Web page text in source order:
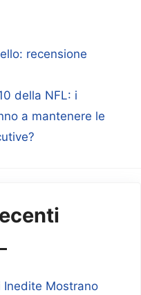
recensione
della NFL: i
a mantenere le
Inedite Mostrano